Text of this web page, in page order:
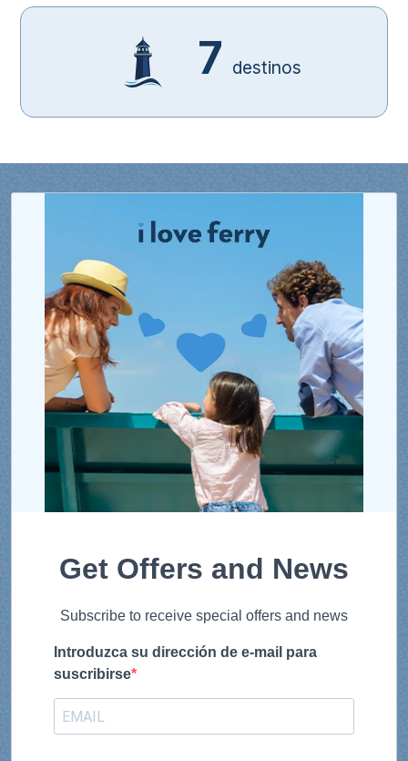
7 destinos
Get Offers and News
Subscribe to receive special offers and news
Introduzca su dirección de e-mail para
suscribirse